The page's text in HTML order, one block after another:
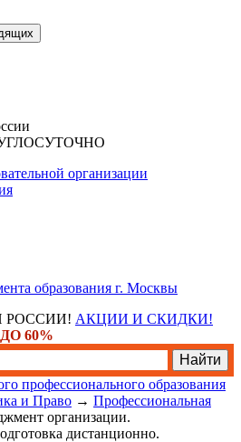
организации
образования г. Москвы
РОССИИ! АКЦИИ И СКИДКИ!
60%
профессионального образования
и Право → Профессиональная
организации.
дистанционно.